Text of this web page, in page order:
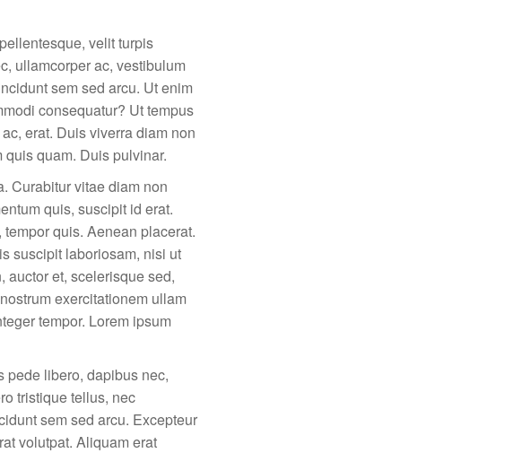
velit turpis
ullamcorper ac, vestibulum
sem sed arcu. Ut enim
consequatur? Ut tempus
erat. Duis viverra diam non
quam. Duis pulvinar.
Curabitur vitae diam non
quis, suscipit id erat.
quis. Aenean placerat.
suscipit laboriosam, nisi ut
et, scelerisque sed,
exercitationem ullam
tempor. Lorem ipsum
pede libero, dapibus nec,
tristique tellus, nec
sem sed arcu. Excepteur
volutpat. Aliquam erat